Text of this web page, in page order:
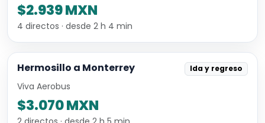
$2.939 MXN
4 directos · desde 2 h 4 min
Hermosillo a Monterrey Ida y regreso
Viva Aerobus
$3.070 MXN